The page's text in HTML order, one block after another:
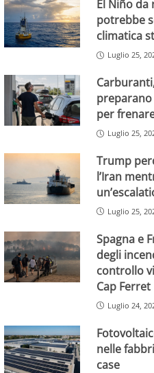
El Niño da
potrebbe
climatica
Luglio 25,
per
Luglio 25,
Trump
l’Iran
Luglio 25,
Spagna e
degli
controllo
Cap Ferret
Luglio 24,
nelle
case